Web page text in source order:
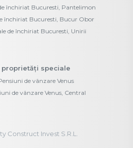
închiriat Bucuresti, Pantelimon
închiriat Bucuresti, Bucur Obor
de închiriat Bucuresti, Unirii
proprietăți speciale
de vânzare Venus
de vânzare Venus, Central
Construct Invest S.R.L.